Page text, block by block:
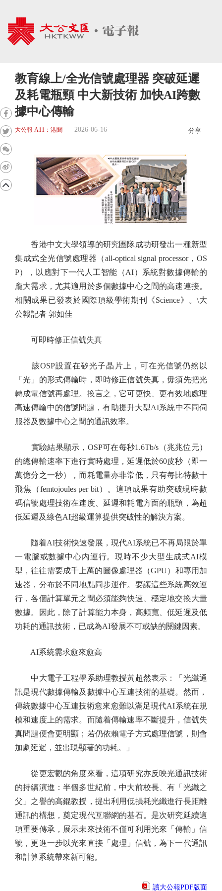
教育線上/全光信號處理器 突破延遲
及耗電瓶頸 中大新技術 加快AI跨數
據中心傳輸
大公報 A11：港聞 2026-06-16 分享
香港中文大學領導的研究團隊成功研發出一種新型
集成式全光信號處理器（all-optical signal processor，OS
P），以應對下一代人工智能（AI）系統對數據傳輸的
龐大需求，尤其適用於多個數據中心之間的高速連接。
相關成果已發表於國際頂級學術期刊《Science》。\大
公報記者 郭如佳
可即時修正信號失真
該OSP設置在矽光子晶片上，可在光信號仍然以
「光」的形式傳輸時，即時修正信號失真，毋須先把光
轉成電信號再處理。換言之，它可更快、更有效地處理
高速傳輸中的信號問題，有助提升大型AI系統中不同伺
服器及數據中心之間的通訊效率。
實驗結果顯示，OSP可在每秒1.6Tb/s（兆兆位元）
的總傳輸速率下進行實時處理，延遲低於60皮秒（即一
萬億分之一秒），而耗電量亦非常低，只有每比特數十
飛焦（femtojoules per bit）。這項成果有助突破現時數
碼信號處理技術在速度、延遲和耗電方面的瓶頸，為超
低延遲及綠色AI超級運算提供突破性的解決方案。
隨着AI技術快速發展，現代AI系統已不再局限於單
一電腦或數據中心內運行。現時不少大型生成式AI模
型，往往需要成千上萬的圖像處理器（GPU）和專用加
速器，分布於不同地點同步運作。要讓這些系統高效運
行，各個計算單元之間必須能夠快速、穩定地交換大量
數據。因此，除了計算能力本身，高頻寬、低延遲及低
功耗的通訊技術，已成為AI發展不可或缺的關鍵因素。
AI系統需求愈來愈高
中大電子工程學系助理教授黃超然表示：「光纖通
訊是現代數據傳輸及數據中心互連技術的基礎。然而，
傳統數據中心互連技術愈來愈難以滿足現代AI系統在規
模和速度上的需求。而隨着傳輸速率不斷提升，信號失
真問題便會更明顯；若仍依賴電子方式處理信號，則會
加劇延遲，並出現顯著的功耗。」
從更宏觀的角度來看，這項研究亦反映光通訊技術
的持續演進：半個多世紀前，中大前校長、有「光纖之
父」之譽的高錕教授，提出利用低損耗光纖進行長距離
通訊的構想，奠定現代互聯網的基石。是次研究延續這
項重要傳承，展示未來技術不僅可利用光來「傳輸」信
號，更進一步以光來直接「處理」信號，為下一代通訊
和計算系統帶來新可能。
讀大公報PDF版面